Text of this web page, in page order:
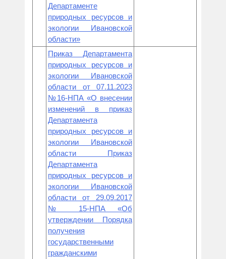
Департаменте
природных ресурсов и
экологии Ивановской
области»
Приказ Департамента
природных ресурсов и
экологии Ивановской
области от 07.11.2023
№16-НПА «О внесении
изменений в приказ
Департамента
природных ресурсов и
экологии Ивановской
области Приказ
Департамента
природных ресурсов и
экологии Ивановской
области от 29.09.2017
№ 15-НПА «Об
утверждении Порядка
получения
государственными
гражданскими